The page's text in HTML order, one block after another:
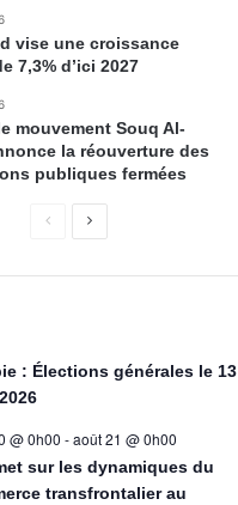
vise une croissance
7,3% d’ici 2027
mouvement Souq Al-
la réouverture des
publiques fermées
: Élections générales le 13
@ 0h00 -août 21 @ 0h00
sur les dynamiques du
transfrontalier au